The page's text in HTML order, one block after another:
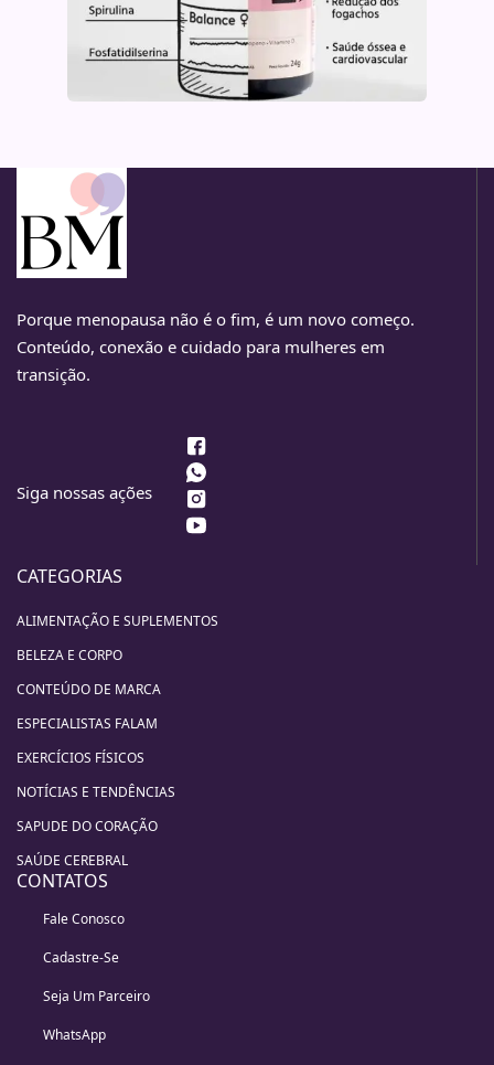
Porque menopausa não é o fim, é um novo começo.
Conteúdo, conexão e cuidado para mulheres em
transição.
Siga nossas ações
CATEGORIAS
ALIMENTAÇÃO E SUPLEMENTOS
BELEZA E CORPO
CONTEÚDO DE MARCA
ESPECIALISTAS FALAM
EXERCÍCIOS FÍSICOS
NOTÍCIAS E TENDÊNCIAS
SAPUDE DO CORAÇÃO
SAÚDE CEREBRAL
CONTATOS
Fale Conosco
Cadastre-Se
Seja Um Parceiro
WhatsApp